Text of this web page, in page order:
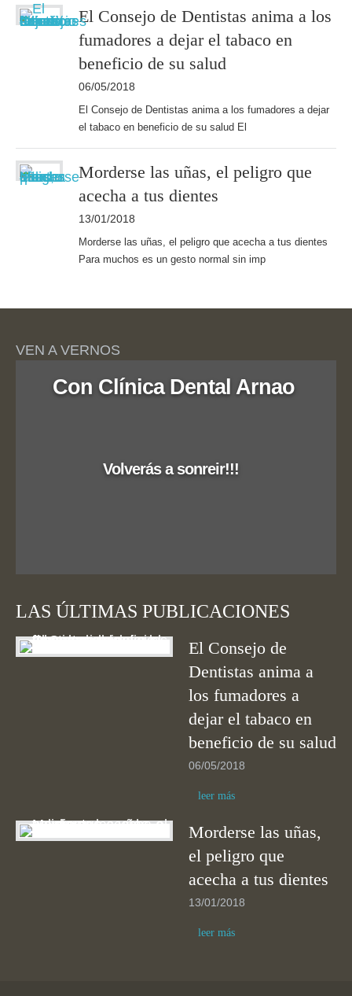
El Consejo de Dentistas anima a los
fumadores a dejar el tabaco en
beneficio de su salud
06/05/2018
El Consejo de Dentistas anima a los fumadores a dejar
el tabaco en beneficio de su salud El
Morderse las uñas, el peligro que
acecha a tus dientes
13/01/2018
Morderse las uñas, el peligro que acecha a tus dientes
Para muchos es un gesto normal sin imp
VEN A VERNOS
Volverás a sonreir!!!
Con Clínica Dental Arnao
LAS ÚLTIMAS PUBLICACIONES
El Consejo de
Dentistas anima a
los fumadores a
dejar el tabaco en
beneficio de su salud
06/05/2018
leer más
Morderse las uñas,
el peligro que
acecha a tus dientes
13/01/2018
leer más